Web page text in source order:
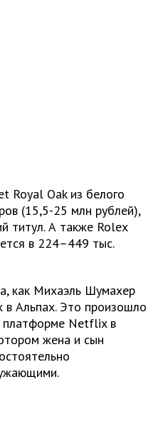
Royal Oak из белого
(15,5-25 млн рублей),
титул. А также Rolex
в 224–449 тыс.
как Михаэль Шумахер
в Альпах. Это произошло
платформе Netflix в
жена и сын